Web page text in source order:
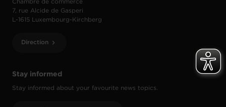
Stay informed
Stay informed about your favourite news topics.
Chambre de commerce
7, rue Alcide de Gasperi
L-1615 Luxembourg-Kirchberg
Direction